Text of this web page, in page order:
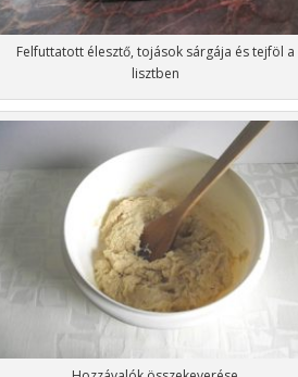
Felfuttatott élesztő, tojások sárgája és tejföl a
lisztben